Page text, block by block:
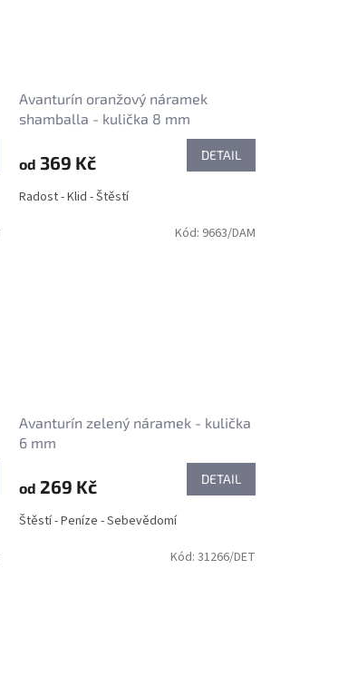
Avanturín oranžový náramek
shamballa - kulička 8 mm
od 369 Kč DETAIL
Radost - Klid - Štěstí
Avanturín zelený náramek - kulička
6 mm
od 269 Kč DETAIL
Štěstí - Peníze - Sebevědomí
Kód: 9663/DAM
Kód: 31266/DET